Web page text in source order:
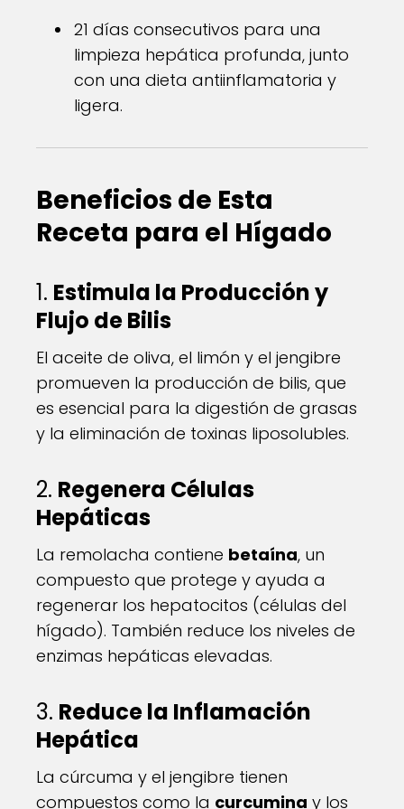
21 días consecutivos para una
limpieza hepática profunda, junto
con una dieta antiinflamatoria y
ligera.
Beneficios de Esta
Receta para el Hígado
1. Estimula la Producción y
Flujo de Bilis
El aceite de oliva, el limón y el jengibre
promueven la producción de bilis, que
es esencial para la digestión de grasas
y la eliminación de toxinas liposolubles.
2. Regenera Células
Hepáticas
La remolacha contiene betaína, un
compuesto que protege y ayuda a
regenerar los hepatocitos (células del
hígado). También reduce los niveles de
enzimas hepáticas elevadas.
3. Reduce la Inflamación
Hepática
La cúrcuma y el jengibre tienen
compuestos como la curcumina y los